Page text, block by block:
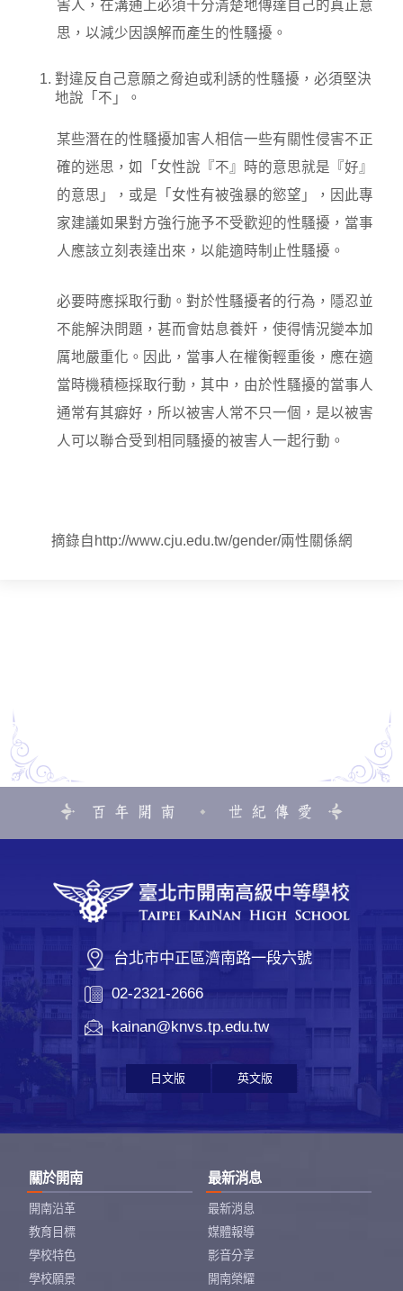
害人，在溝通上必須十分清楚地傳達自己的真正意
思，以減少因誤解而產生的性騷擾。
對違反自己意願之脅迫或利誘的性騷擾，必須堅決
地說「不」。
某些潛在的性騷擾加害人相信一些有關性侵害不正
確的迷思，如「女性說『不』時的意思就是『好』
的意思」，或是「女性有被強暴的慾望」，因此專
家建議如果對方強行施予不受歡迎的性騷擾，當事
人應該立刻表達出來，以能適時制止性騷擾。
必要時應採取行動。對於性騷擾者的行為，隱忍並
不能解決問題，甚而會姑息養奸，使得情況變本加
厲地嚴重化。因此，當事人在權衡輕重後，應在適
當時機積極採取行動，其中，由於性騷擾的當事人
通常有其癖好，所以被害人常不只一個，是以被害
人可以聯合受到相同騷擾的被害人一起行動。
摘錄自http://www.cju.edu.tw/gender/兩性關係網
台北市中正區濟南路一段六號
02-2321-2666
kainan@knvs.tp.edu.tw
日文版 英文版
關於開南
開南沿革
教育目標
學校特色
學校願景
最新消息
最新消息
媒體報導
影音分享
開南榮耀